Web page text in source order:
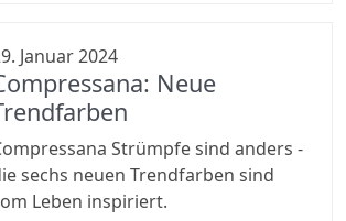
Januar 2024
Neue
Strümpfe sind anders -
sechs neuen Trendfarben sind
Leben inspiriert.